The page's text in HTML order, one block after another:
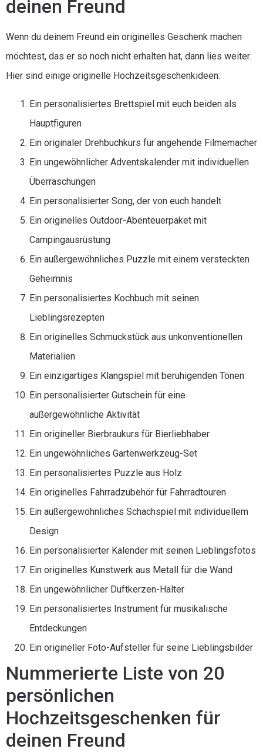
deinen Freund
Wenn du deinem Freund ein originelles Geschenk machen
möchtest, das er so noch nicht erhalten hat, dann lies weiter.
Hier sind einige originelle Hochzeitsgeschenkideen:
Ein personalisiertes Brettspiel mit euch beiden als
Hauptfiguren
Ein originaler Drehbuchkurs für angehende Filmemacher
Ein ungewöhnlicher Adventskalender mit individuellen
Überraschungen
Ein personalisierter Song, der von euch handelt
Ein originelles Outdoor-Abenteuerpaket mit
Campingausrüstung
Ein außergewöhnliches Puzzle mit einem versteckten
Geheimnis
Ein personalisiertes Kochbuch mit seinen
Lieblingsrezepten
Ein originelles Schmuckstück aus unkonventionellen
Materialien
Ein einzigartiges Klangspiel mit beruhigenden Tönen
Ein personalisierter Gutschein für eine
außergewöhnliche Aktivität
Ein origineller Bierbraukurs für Bierliebhaber
Ein ungewöhnliches Gartenwerkzeug-Set
Ein personalisiertes Puzzle aus Holz
Ein originelles Fahrradzubehör für Fahrradtouren
Ein außergewöhnliches Schachspiel mit individuellem
Design
Ein personalisierter Kalender mit seinen Lieblingsfotos
Ein originelles Kunstwerk aus Metall für die Wand
Ein ungewöhnlicher Duftkerzen-Halter
Ein personalisiertes Instrument für musikalische
Entdeckungen
Ein origineller Foto-Aufsteller für seine Lieblingsbilder
Nummerierte Liste von 20
persönlichen
Hochzeitsgeschenken für
deinen Freund